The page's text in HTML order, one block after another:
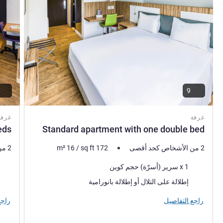
غرفة
Standard apartment with one double bed
2 من الأشخاص كحد أقصى m² 16/sq ft 172
فرش السرير
1 x سرير (أسرّة) حجم كوين
المناظر:إطلالة على التلال أو إطلالة بانورامية
راجع التفاصيل
2 من الأشخاص كحد أقصى